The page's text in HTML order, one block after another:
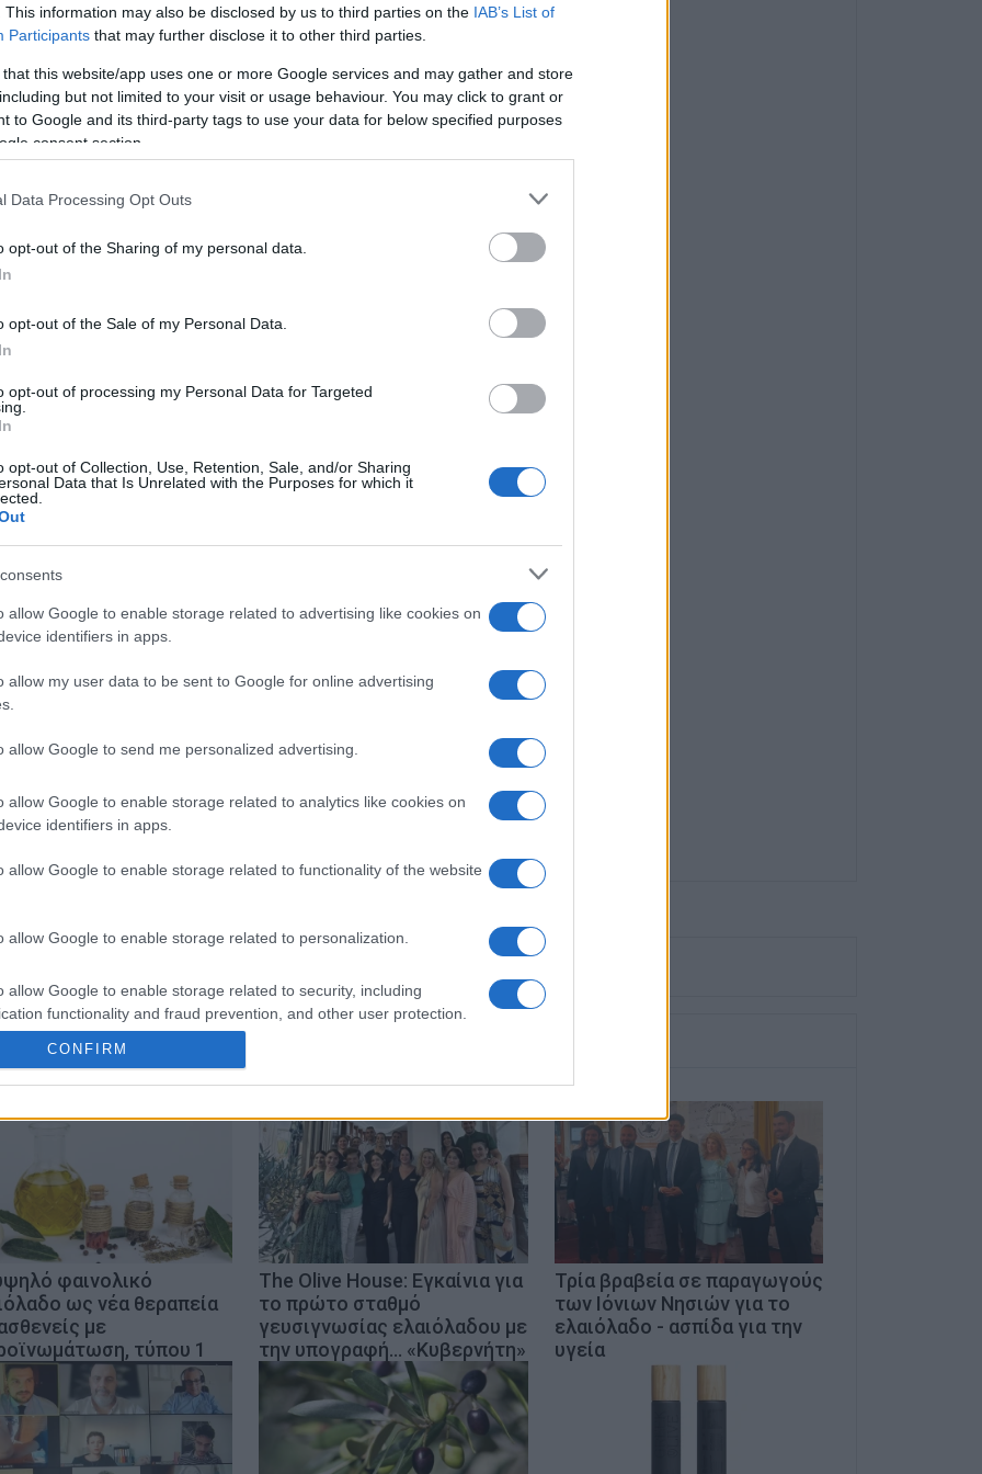
This information may also be disclosed by us to third parties on the IAB’s List of
Participants that may further disclose it to other third parties.
that this website/app uses one or more Google services and may gather and store
but not limited to your visit or usage behaviour. You may click to grant or
to Google and its third-party tags to use your data for below specified purposes
consent section.
Data Processing Opt Outs
opt-out of the Sharing of my personal data.
opt-out of the Sale of my Personal Data.
opt-out of processing my Personal Data for Targeted
opt-out of Collection, Use, Retention, Sale, and/or Sharing
Data that Is Unrelated with the Purposes for which it
allow Google to enable storage related to advertising like cookies on
identifiers in apps.
allow my user data to be sent to Google for online advertising
allow Google to send me personalized advertising.
allow Google to enable storage related to analytics like cookies on
identifiers in apps.
allow Google to enable storage related to functionality of the website
allow Google to enable storage related to personalization.
allow Google to enable storage related to security, including
functionality and fraud prevention, and other user protection.
CONFIRM
| Greek Olive Oil βραβεύθηκε στην ενότητα
'Packaging'. Η τελετή απονομής έλαβε χώρα την
gallery/detail/8630-koposR-limited-
και να βραβεύει ξεχωριστά έργα από
προϊοντικού και εταιρικού design τα οποία
και έχει καθιερωθεί ως ένας από τους
αντικείμενο το design. Μέσα από
design, ως ένα ουσιαστικό εργαλείο για την
ή μίας υπηρεσίας.
στην εμπορία και επεξεργασία ελαιολάδου,
των προϊόντων μας δημιουργείται μέσα από
ένα προϊόν υψηλής ποιότητας, επιλεγμένο
Το όνομά του αντικατοπτρίζει την σκληρή
και επεξεργασία του, που στόχο έχει να
σας ανάγκες.
κλαδεύονται, όταν αυτό απαιτείται.
από επιλογή και ειδική επεξεργασία γίνονται
Facebook
φαινολικό
ως νέα θεραπεία
με
τύπου 1
The Olive House: Εγκαίνια για
το πρώτο σταθμό
γευσιγνωσίας ελαιόλαδου με
την υπογραφή... «Κυβερνήτη»
Τρία βραβεία σε παραγωγούς
των Ιόνιων Νησιών για το
ελαιόλαδο - ασπίδα για την
υγεία